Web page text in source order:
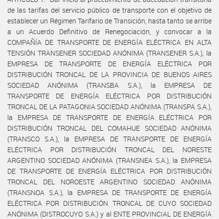
de las tarifas del servicio público de transporte con el objetivo de
establecer un Régimen Tarifario de Transición, hasta tanto se arribe
a un Acuerdo Definitivo de Renegociación, y convocar a la
COMPAÑÍA DE TRANSPORTE DE ENERGÍA ELÉCTRICA EN ALTA
TENSIÓN TRANSENER SOCIEDAD ANÓNIMA (TRANSENER S.A.), la
EMPRESA DE TRANSPORTE DE ENERGÍA ELÉCTRICA POR
DISTRIBUCIÓN TRONCAL DE LA PROVINCIA DE BUENOS AIRES
SOCIEDAD ANÓNIMA (TRANSBA S.A.), la EMPRESA DE
TRANSPORTE DE ENERGÍA ELÉCTRICA POR DISTRIBUCIÓN
TRONCAL DE LA PATAGONIA SOCIEDAD ANÓNIMA (TRANSPA S.A.),
la EMPRESA DE TRANSPORTE DE ENERGÍA ELÉCTRICA POR
DISTRIBUCIÓN TRONCAL DEL COMAHUE SOCIEDAD ANÓNIMA
(TRANSCO S.A.), la EMPRESA DE TRANSPORTE DE ENERGÍA
ELÉCTRICA POR DISTRIBUCIÓN TRONCAL DEL NORESTE
ARGENTINO SOCIEDAD ANÓNIMA (TRANSNEA S.A.), la EMPRESA
DE TRANSPORTE DE ENERGÍA ELÉCTRICA POR DISTRIBUCIÓN
TRONCAL DEL NOROESTE ARGENTINO SOCIEDAD ANÓNIMA
(TRANSNOA S.A.), la EMPRESA DE TRANSPORTE DE ENERGÍA
ELÉCTRICA POR DISTRIBUCIÓN TRONCAL DE CUYO SOCIEDAD
ANÓNIMA (DISTROCUYO S.A.) y al ENTE PROVINCIAL DE ENERGÍA